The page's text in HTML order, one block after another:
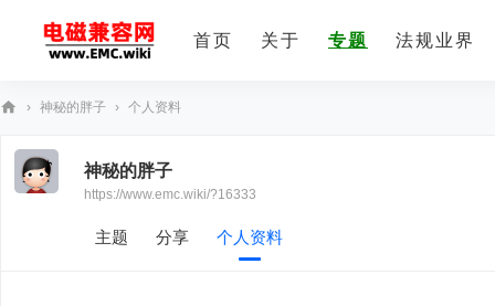
首页 关于 专题 法规业界
› 神秘的胖子 › 个人资料
神秘的胖子
https://www.emc.wiki/?16333
主题 分享 个人资料